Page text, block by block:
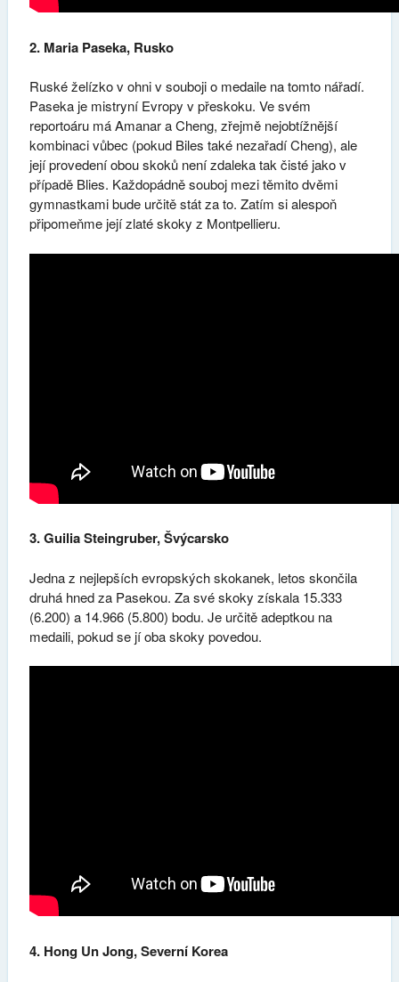
2. Maria Paseka, Rusko
Ruské želízko v ohni v souboji o medaile na tomto nářadí.
Paseka je mistryní Evropy v přeskoku. Ve svém
reportoáru má Amanar a Cheng, zřejmě nejobtížnější
kombinaci vůbec (pokud Biles také nezařadí Cheng), ale
její provedení obou skoků není zdaleka tak čisté jako v
případě Blies. Každopádně souboj mezi těmito dvěmi
gymnastkami bude určitě stát za to. Zatím si alespoň
připomeňme její zlaté skoky z Montpellieru.
3. Guilia Steingruber, Švýcarsko
Jedna z nejlepších evropských skokanek, letos skončila
druhá hned za Pasekou. Za své skoky získala 15.333
(6.200) a 14.966 (5.800) bodu. Je určitě adeptkou na
medaili, pokud se jí oba skoky povedou.
4. Hong Un Jong, Severní Korea